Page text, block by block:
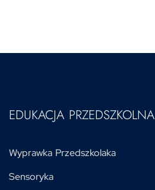
EDUKACJA PRZEDSZKOLNA
Wyprawka Przedszkolaka
Sensoryka